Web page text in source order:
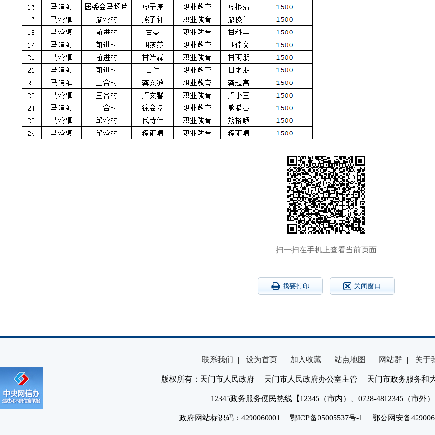
扫一扫在手机上查看当前页面
我要打印 关闭窗口
联系我们 | 设为首页 | 加入收藏 | 站点地图 | 网站群 | 关于
版权所有：天门市人民政府 天门市人民政府办公室主管 天门市政务服务和
12345政务服务便民热线【12345（市内）、0728-4812345（市外
政府网站标识码：4290060001 鄂ICP备05005537号-1 鄂公网安备